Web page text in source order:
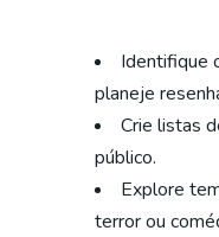
Identifique
planeje
Crie listas
público.
Explore
terror ou